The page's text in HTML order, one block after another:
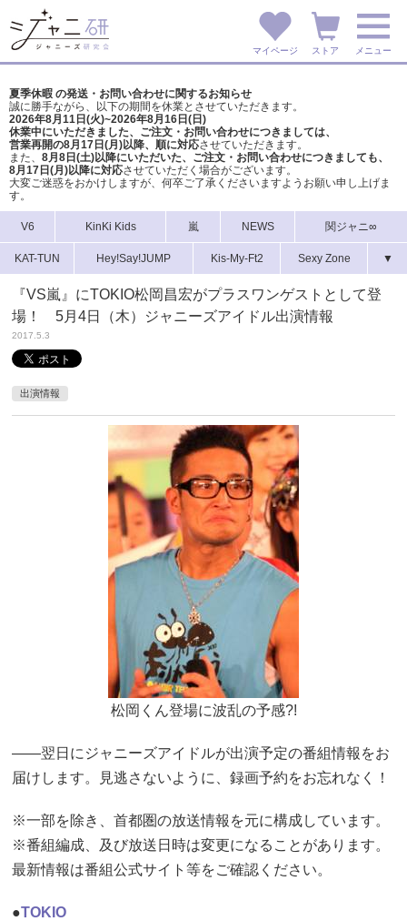
マイページ ストア メニュー
夏季休暇 の発送・お問い合わせに関するお知らせ
誠に勝手ながら、以下の期間を休業とさせていただきます。
2026年8月11日(火)~2026年8月16日(日)
休業中にいただきました、ご注文・お問い合わせにつきましては、
営業再開の8月17日(月)以降、順に対応させていただきます。
また、 8月8日(土)以降にいただいた、ご注文・ お問い合わせにつきましても、
8月17日(月)以降に対応させていただく場合がございます。
大変ご迷惑をおかけしますが、 何卒ご了承くださいますようお願い申し上げま
す。
V6 KinKi Kids 嵐 NEWS 関ジャニ∞
KAT-TUN Hey!Say!JUMP Kis-My-Ft2 Sexy Zone ▼
『VS嵐』にTOKIO松岡昌宏がプラスワンゲストとして登
場！ 5月4日（木）ジャニーズアイドル出演情報
2017.5.3
出演情報
松岡くん登場に波乱の予感?!
――翌日にジャニーズアイドルが出演予定の番組情報をお
届けします。見逃さないように、録画予約をお忘れなく！
※一部を除き、首都圏の放送情報を元に構成しています。
※番組編成、及び放送日時は変更になることがあります。
最新情報は番組公式サイト等をご確認ください。
●TOKIO